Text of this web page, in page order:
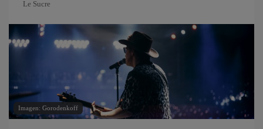
Le Sucre
Imagen: Gorodenkoff